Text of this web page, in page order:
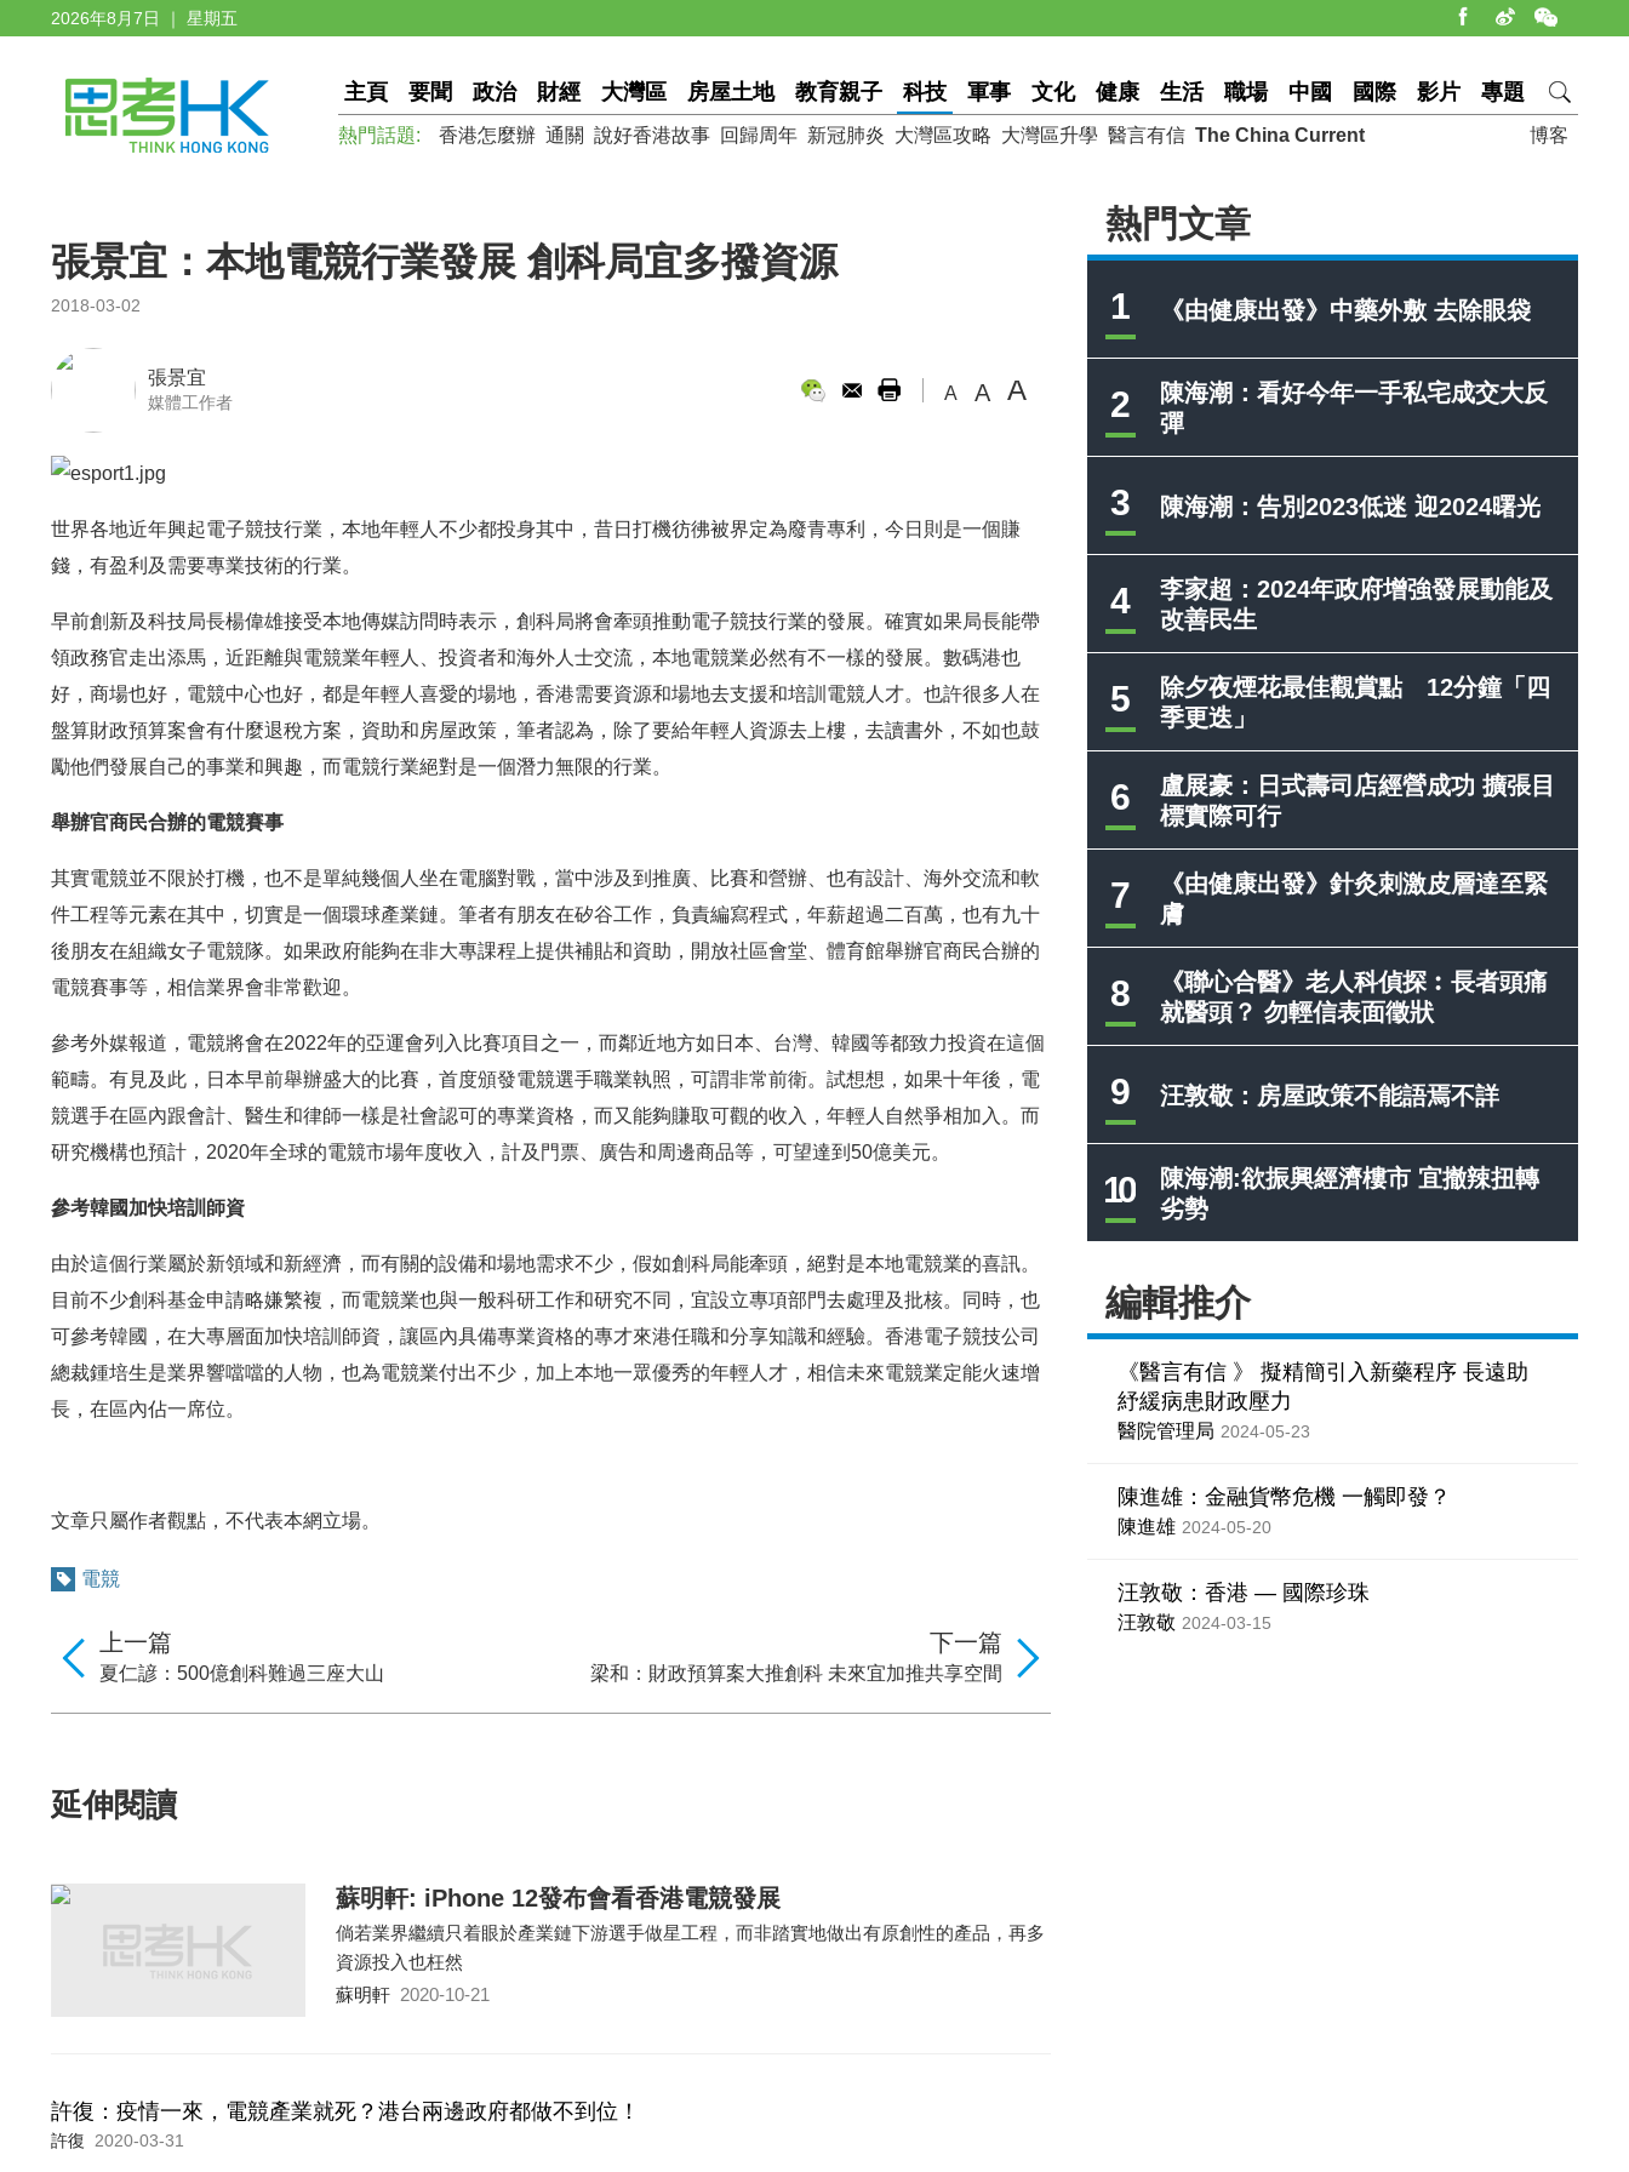
2026年8月7日 ｜ 星期五
主頁 要聞 政治 財經 大灣區 房屋土地 教育親子 科技 軍事 文化 健康 生活 職場 中國 國際 影片 專題
博客
熱門話題: 香港怎麼辦 通關 說好香港故事 回歸周年 新冠肺炎 大灣區攻略 大灣區升學 醫言有信 The China Current
熱門文章
1 《由健康出發》中藥外敷 去除眼袋
2
陳海潮：看好今年一手私宅成交大反
彈
3 陳海潮：告別2023低迷 迎2024曙光
4
李家超：2024年政府增強發展動能及
改善民生
5
除夕夜煙花最佳觀賞點 12分鐘「四
季更迭」
6
盧展豪：日式壽司店經營成功 擴張目
標實際可行
7
《由健康出發》針灸刺激皮層達至緊
膚
8
《聯心合醫》老人科偵探︰長者頭痛
就醫頭？ 勿輕信表面徵狀
9 汪敦敬：房屋政策不能語焉不詳
10
陳海潮:欲振興經濟樓市 宜撤辣扭轉
劣勢
編輯推介
《醫言有信 》 擬精簡引入新藥程序 長遠助
紓緩病患財政壓力
醫院管理局 2024-05-23
陳進雄：金融貨幣危機 一觸即發？
陳進雄 2024-05-20
汪敦敬：香港 — 國際珍珠
汪敦敬 2024-03-15
張景宜：本地電競行業發展 創科局宜多撥資源
2018-03-02
張景宜
媒體工作者 A A A
世界各地近年興起電子競技行業，本地年輕人不少都投身其中，昔日打機彷彿被界定為廢青專利，今日則是一個賺
錢，有盈利及需要專業技術的行業。
早前創新及科技局長楊偉雄接受本地傳媒訪問時表示，創科局將會牽頭推動電子競技行業的發展。確實如果局長能帶
領政務官走出添馬，近距離與電競業年輕人、投資者和海外人士交流，本地電競業必然有不一樣的發展。數碼港也
好，商場也好，電競中心也好，都是年輕人喜愛的場地，香港需要資源和場地去支援和培訓電競人才。也許很多人在
盤算財政預算案會有什麼退稅方案，資助和房屋政策，筆者認為，除了要給年輕人資源去上樓，去讀書外，不如也鼓
勵他們發展自己的事業和興趣，而電競行業絕對是一個潛力無限的行業。
舉辦官商民合辦的電競賽事
其實電競並不限於打機，也不是單純幾個人坐在電腦對戰，當中涉及到推廣、比賽和營辦、也有設計、海外交流和軟
件工程等元素在其中，切實是一個環球產業鏈。筆者有朋友在矽谷工作，負責編寫程式，年薪超過二百萬，也有九十
後朋友在組織女子電競隊。如果政府能夠在非大專課程上提供補貼和資助，開放社區會堂、體育館舉辦官商民合辦的
電競賽事等，相信業界會非常歡迎。
參考外媒報道，電競將會在2022年的亞運會列入比賽項目之一，而鄰近地方如日本、台灣、韓國等都致力投資在這個
範疇。有見及此，日本早前舉辦盛大的比賽，首度頒發電競選手職業執照，可謂非常前衛。試想想，如果十年後，電
競選手在區內跟會計、醫生和律師一樣是社會認可的專業資格，而又能夠賺取可觀的收入，年輕人自然爭相加入。而
研究機構也預計，2020年全球的電競市場年度收入，計及門票、廣告和周邊商品等，可望達到50億美元。
參考韓國加快培訓師資
由於這個行業屬於新領域和新經濟，而有關的設備和場地需求不少，假如創科局能牽頭，絕對是本地電競業的喜訊。
目前不少創科基金申請略嫌繁複，而電競業也與一般科研工作和研究不同，宜設立專項部門去處理及批核。同時，也
可參考韓國，在大專層面加快培訓師資，讓區內具備專業資格的專才來港任職和分享知識和經驗。香港電子競技公司
總裁鍾培生是業界響噹噹的人物，也為電競業付出不少，加上本地一眾優秀的年輕人才，相信未來電競業定能火速增
長，在區內佔一席位。
文章只屬作者觀點，不代表本網立場。
電競
下一篇
梁和：財政預算案大推創科 未來宜加推共享空間
上一篇
夏仁諺：500億創科難過三座大山
延伸閱讀
蘇明軒: iPhone 12發布會看香港電競發展
倘若業界繼續只着眼於產業鏈下游選手做星工程，而非踏實地做出有原創性的產品，再多
資源投入也枉然
蘇明軒 2020-10-21
許復：疫情一來，電競產業就死？港台兩邊政府都做不到位！
許復 2020-03-31